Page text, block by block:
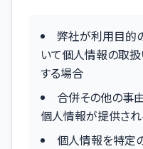
弊社が利用目的
いて個人情報の取
する場合
合併その他の事
個人情報が提供さ
個人情報を特定